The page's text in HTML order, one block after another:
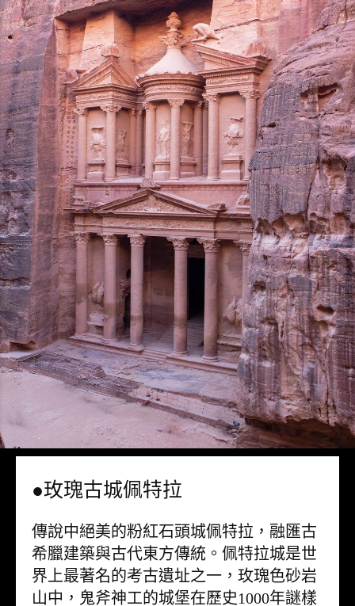
●玫瑰古城佩特拉
傳說中絕美的粉紅石頭城佩特拉，融匯古
希臘建築與古代東方傳統。佩特拉城是世
界上最著名的考古遺址之一，玫瑰色砂岩
山中，鬼斧神工的城堡在歷史1000年謎樣